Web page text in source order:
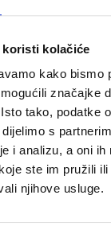
koristi kolačiće
kako bismo
značajke
tako, podatke
s
i analizu, a oni
ste im pružili
njihove usluge.
CIJENA:11,50 €
Omot
PRIRODE I
osnovne škole
d.o.o. Registarski